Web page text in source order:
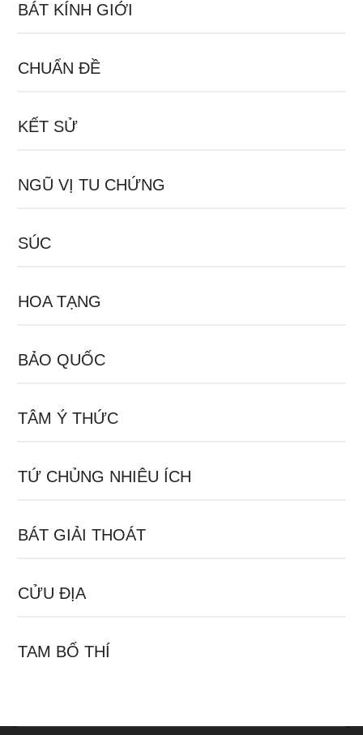
BÁT KÍNH GIỚI
CHUẨN ĐỀ
KẾT SỬ
NGŨ VỊ TU CHỨNG
SÚC
HOA TẠNG
BẢO QUỐC
TÂM Ý THỨC
TỨ CHỦNG NHIÊU ÍCH
BÁT GIẢI THOÁT
CỬU ĐỊA
TAM BỐ THÍ